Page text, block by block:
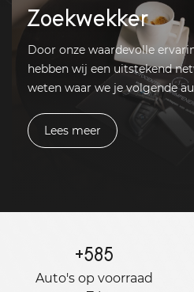
Zoekwekker
Door onze waardevolle
hebben wij een uitstekend
weten waar we je volgende
Lees meer
+585
Auto's op voorraad